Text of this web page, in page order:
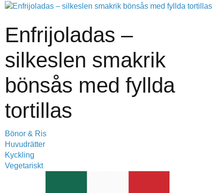
Enfrijoladas –
silkeslen smakrik
bönsås med fyllda
tortillas
Bönor & Ris
Huvudrätter
Kyckling
Vegetariskt